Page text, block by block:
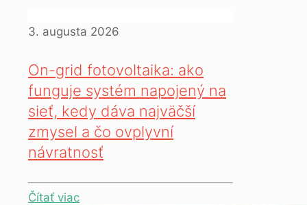
3. augusta 2026
On-grid fotovoltaika: ako
funguje systém napojený na
sieť, kedy dáva najväčší
zmysel a čo ovplyvní
návratnosť
Čítať viac